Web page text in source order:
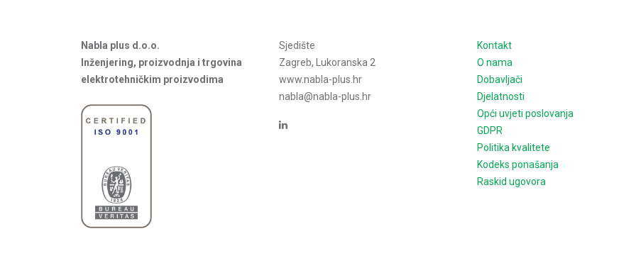
Nabla plus d.o.o.
Inženjering, proizvodnja i trgovina
elektrotehničkim proizvodima
Sjedište
Zagreb, Lukoranska 2
www.nabla-plus.hr
nabla@nabla-plus.hr
Kontakt
O nama
Dobavljači
Djelatnosti
Opći uvjeti poslovanja
GDPR
Politika kvalitete
Kodeks ponašanja
Raskid ugovora